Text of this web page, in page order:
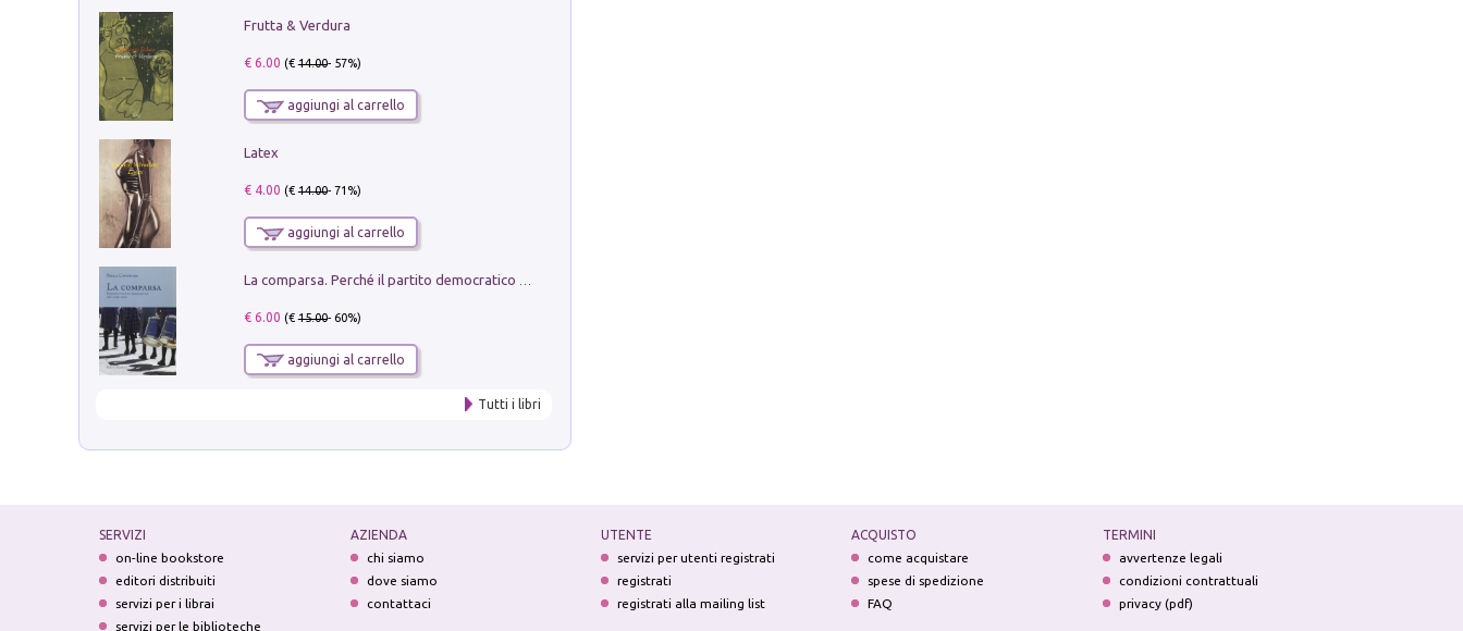
Frutta & Verdura
€ 6.00 (€14.00- 57%)
aggiungi al carrello
Latex
€ 4.00 (€14.00- 71%)
aggiungi al carrello
€ 6.00 (€15.00- 60%)
aggiungi al carrello
Tutti i libri
SERVIZI
on-line bookstore
editori distribuiti
servizi per i librai
servizi per le biblioteche
AZIENDA
chi siamo
dove siamo
contattaci
UTENTE
servizi per utenti registrati
registrati
registrati alla mailing list
ACQUISTO
come acquistare
spese di spedizione
FAQ
TERMINI
avvertenze legali
condizioni contrattuali
privacy (pdf)